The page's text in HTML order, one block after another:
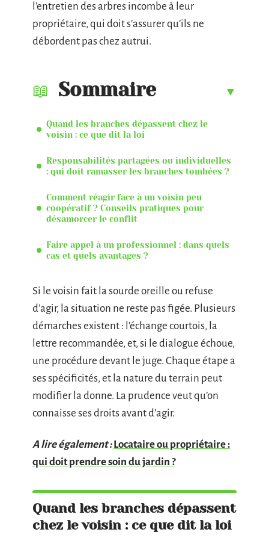
l’entretien des arbres incombe à leur
propriétaire, qui doit s’assurer qu’ils ne
débordent pas chez autrui.
Sommaire
Quand les branches dépassent chez le
voisin : ce que dit la loi
Responsabilités partagées ou individuelles
: qui doit ramasser les branches tombées ?
Comment réagir face à un voisin peu
coopératif ? Conseils pratiques pour
désamorcer le conflit
Faire appel à un professionnel : dans quels
cas et quels avantages ?
Si le voisin fait la sourde oreille ou refuse
d’agir, la situation ne reste pas figée. Plusieurs
démarches existent : l’échange courtois, la
lettre recommandée, et, si le dialogue échoue,
une procédure devant le juge. Chaque étape a
ses spécificités, et la nature du terrain peut
modifier la donne. La prudence veut qu’on
connaisse ses droits avant d’agir.
A lire également : Locataire ou propriétaire :
qui doit prendre soin du jardin ?
Quand les branches dépassent
chez le voisin : ce que dit la loi